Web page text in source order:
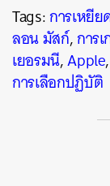
Tags:การเหยี
ลอน มัสก์,การ
เยอรมนี,Apple,
การเลือกปฏิบัติ